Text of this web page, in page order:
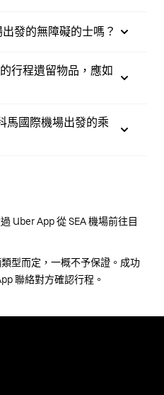
發的無障礙的士嗎？
行程遺留物品，應如
馬國際機場出發的乘
Uber App 從 SEA 機場前往目
型而定，一概不予保證。成功
聯絡對方確認行程。